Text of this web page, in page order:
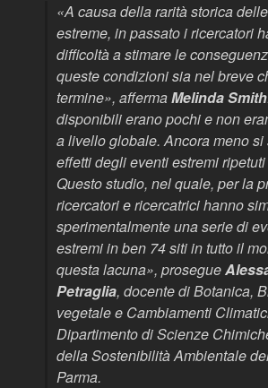
«A causa della rarità storica
estreme, in passato i ricercatori
difficoltà a stimare le
queste condizioni sia nel breve
termine», affermaMelinda Smith
disponibili erano pochi e non
a livello globale. Ancora meno
effetti degli eventi estremi
Questo studio, nel quale, per la
ricercatori e ricercatrici hanno
sperimentalmente una serie di
estremi in ben 74 siti in tutto il
questa lacuna», prosegue
Petraglia, docente di Botanica,
vegetale e Cambiamenti
Dipartimento di Scienze
della Sostenibilità Ambientale
Parma.